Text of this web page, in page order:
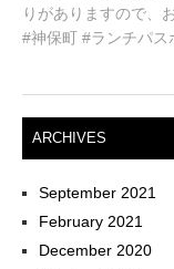
りがありますので、
#神保町 #ランチパス
ARCHIVES
September 2021
February 2021
December 2020